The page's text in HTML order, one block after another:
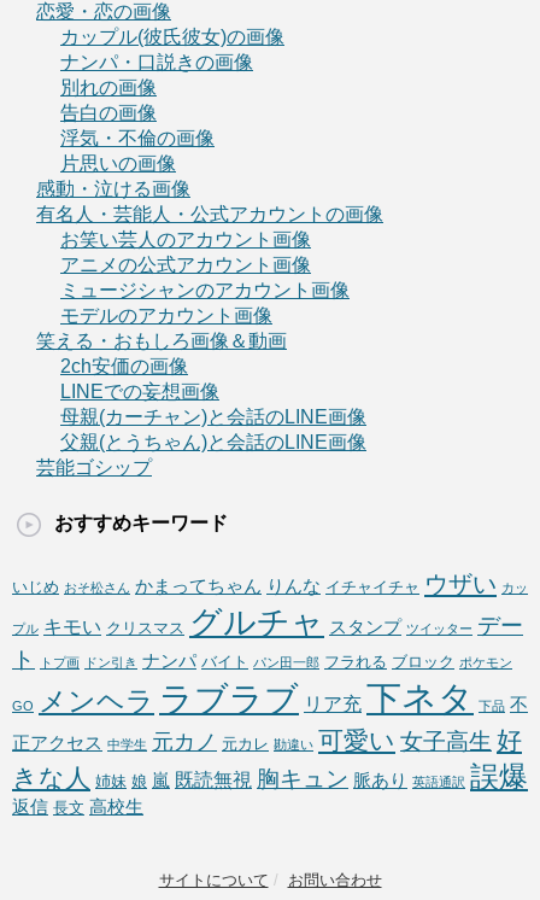
恋愛・恋の画像
カップル(彼氏彼女)の画像
ナンパ・口説きの画像
別れの画像
告白の画像
浮気・不倫の画像
片思いの画像
感動・泣ける画像
有名人・芸能人・公式アカウントの画像
お笑い芸人のアカウント画像
アニメの公式アカウント画像
ミュージシャンのアカウント画像
モデルのアカウント画像
笑える・おもしろ画像＆動画
2ch安価の画像
LINEでの妄想画像
母親(カーチャン)と会話のLINE画像
父親(とうちゃん)と会話のLINE画像
芸能ゴシップ
おすすめキーワード
いじめ おそ松さん かまってちゃん りんな イチャイチャ ウザい カッ
プル キモい クリスマス グルチャ スタンプ ツイッター デー
ト
トプ画 ドン引き ナンパ バイト パン田一郎 フラれる ブロック ポケモン
GO メンヘラ ラブラブ リア充 下ネタ 下品 不
正アクセス 中学生 元カノ 元カレ 勘違い 可愛い 女子高生 好
きな人 姉妹 娘 嵐 既読無視 胸キュン 脈あり 英語通訳 誤爆
返信 長文 高校生
サイトについて / お問い合わせ